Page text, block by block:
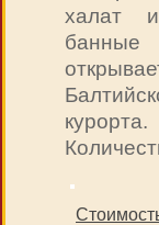
халат и
банные
курорта.